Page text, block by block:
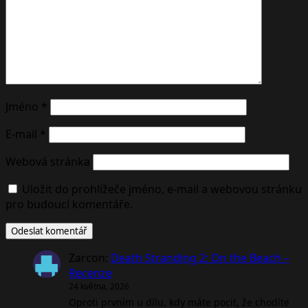
Jméno *
E-mail *
Webová stránka
Uložit do prohlížeče jméno, e-mail a webovou stránku
pro budoucí komentáře.
Zarcon: Death Stranding 2: On the Beach –
Recenze
24 května, 2026
Oproti prvním u dílu, kdy máte pocit, že chodíte